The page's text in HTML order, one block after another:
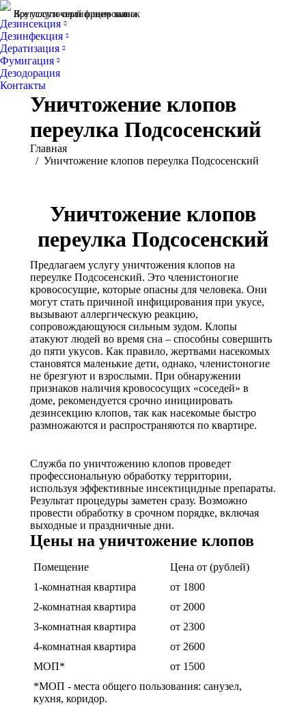
Все услуги сертифицированы
Круглосуточный прием заявок
Дезинсекция
Дезинфекция
Дератизация
Фумигация
Дезодорация
Контакты
Уничтожение клопов
переулка Подсосенский
Вы здесь:
Главная
Уничтожение клопов переулка Подсосенский
Уничтожение клопов
переулка Подсосенский
Предлагаем услугу уничтожения клопов на
переулке Подсосенский. Это членистоногие
кровососущие, которые опасны для человека. Они
могут стать причиной инфицирования при укусе,
вызывают аллергическую реакцию,
сопровождающуюся сильным зудом. Клопы
атакуют людей во время сна – способны совершить
до пяти укусов. Как правило, жертвами насекомых
становятся маленькие дети, однако, членистоногие
не брезгуют и взрослыми. При обнаружении
признаков наличия кровососущих «соседей» в
доме, рекомендуется срочно инициировать
дезинсекцию клопов, так как насекомые быстро
размножаются и распространяются по квартире.
Служба по уничтожению клопов проведет
профессиональную обработку территории,
используя эффективные инсектицидные препараты.
Результат процедуры заметен сразу. Возможно
провести обработку в срочном порядке, включая
выходные и праздничные дни.
Цены на уничтожение клопов
Помещение
Цена от (рублей)
1-комнатная квартира
от 1800
2-комнатная квартира
от 2000
3-комнатная квартира
от 2300
4-комнатная квартира
от 2600
МОП*
от 1500
*МОП - места общего пользования: санузел,
кухня, коридор.